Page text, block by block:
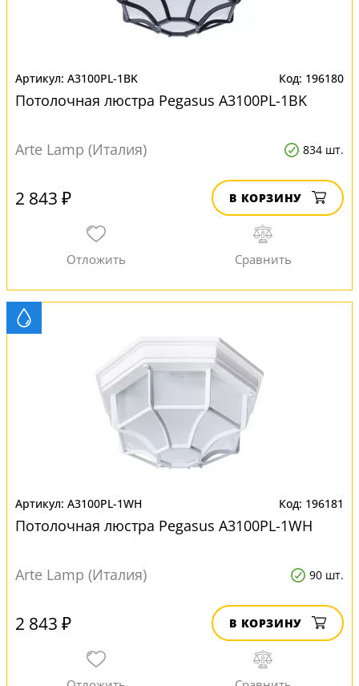
A3100PL-1BK 196180
Потолочная люстра Pegasus A3100PL-1BK
Arte Lamp (Италия) 834 шт.
2 843 ₽ В КОРЗИНУ
A3100PL-1WH 196181
Потолочная люстра Pegasus A3100PL-1WH
Arte Lamp (Италия) 90 шт.
2 843 ₽ В КОРЗИНУ